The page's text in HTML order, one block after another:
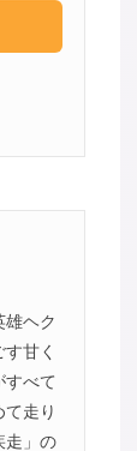
雄ヘク
甘く
べて
走り
走」の